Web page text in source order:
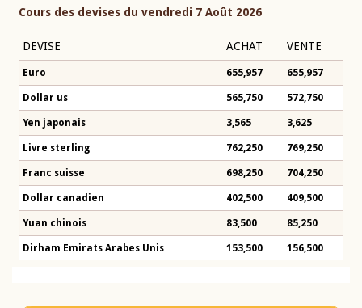
Cours des devises du vendredi 7 Août 2026
DEVISE ACHAT VENTE
Euro 655,957 655,957
Dollar us 565,750 572,750
Yen japonais 3,565 3,625
Livre sterling 762,250 769,250
Franc suisse 698,250 704,250
Dollar canadien 402,500 409,500
Yuan chinois 83,500 85,250
Dirham Emirats Arabes Unis 153,500 156,500